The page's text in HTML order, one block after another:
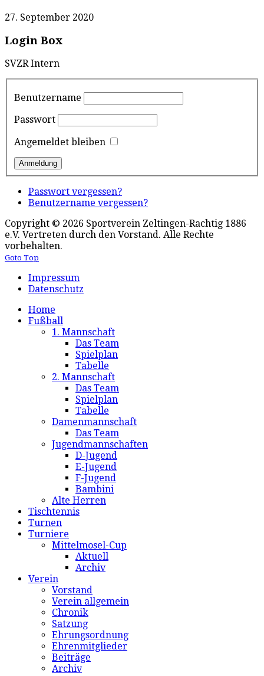
27. September 2020
Login Box
SVZR Intern
Benutzername
Passwort
Angemeldet bleiben
Passwort vergessen?
Benutzername vergessen?
Copyright © 2026 Sportverein Zeltingen-Rachtig 1886
e.V. Vertreten durch den Vorstand. Alle Rechte
vorbehalten.
Goto Top
Impressum
Datenschutz
Home
Fußball
1. Mannschaft
Das Team
Spielplan
Tabelle
2. Mannschaft
Das Team
Spielplan
Tabelle
Damenmannschaft
Das Team
Jugendmannschaften
D-Jugend
E-Jugend
F-Jugend
Bambini
Alte Herren
Tischtennis
Turnen
Turniere
Mittelmosel-Cup
Aktuell
Archiv
Verein
Vorstand
Verein allgemein
Chronik
Satzung
Ehrungsordnung
Ehrenmitglieder
Beiträge
Archiv